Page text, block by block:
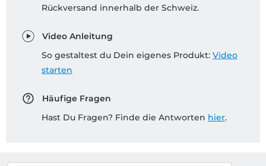
Rückversand innerhalb der Schweiz.
Video Anleitung
So gestaltest du Dein eigenes Produkt: Video
starten
Häufige Fragen
Hast Du Fragen? Finde die Antworten hier.